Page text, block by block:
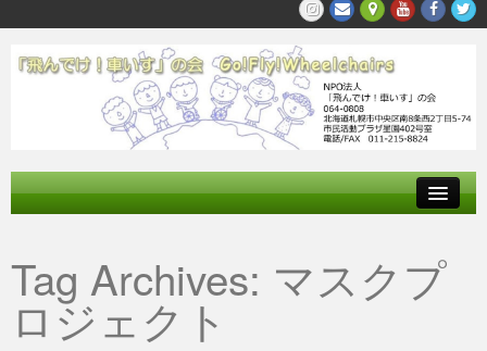
参加する
私たちの活動
Tag Archives: マスクプ
ロジェクト